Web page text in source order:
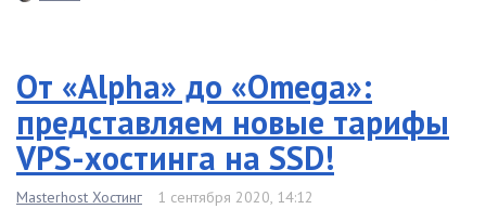
От «Alpha» до «Omega»:
представляем новые тарифы
VPS-хостинга на SSD!
Masterhost Хостинг 1 сентября 2020, 14:12